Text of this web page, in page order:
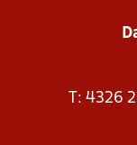
T: 4326